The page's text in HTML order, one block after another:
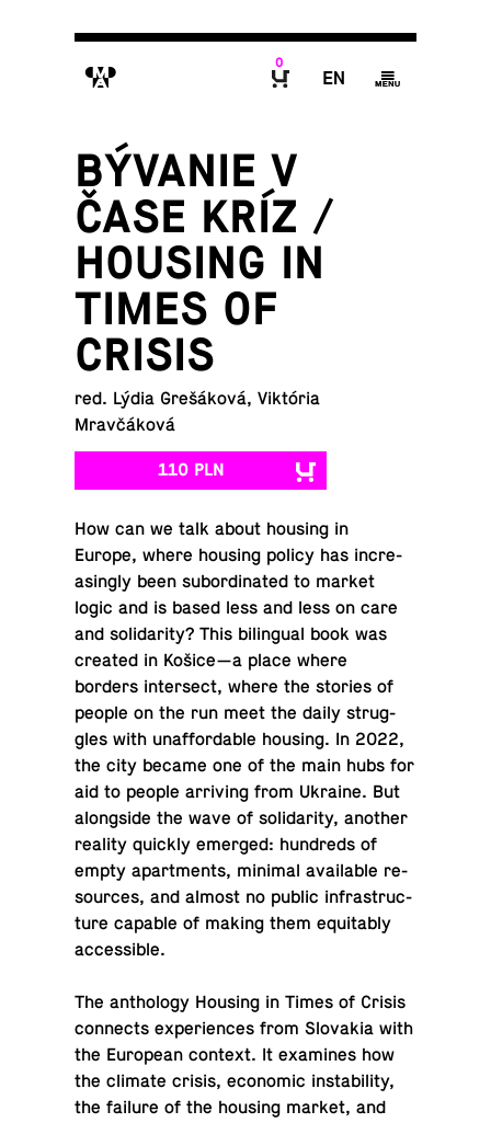
M
0
E g
BÝVANIE V
ČASE KRÍZ /
HOUSING IN
TIMES OF
CRISIS
red. Lýdia Grešáková, Viktória
Mravčáková
110 PLN
How can we talk about housing in
Europe, where housing policy has in­cre­
asin­gly been sub­or­di­na­ted to market
logic and is based less and less on care
and so­li­da­ri­ty? This bi­lin­gu­al book was
created in Košice—a place where
borders in­ter­sect, where the stories of
people on the run meet the daily strug­
gles with unaf­for­da­ble housing. In 2022,
the city became one of the main hubs for
aid to people ar­ri­ving from Ukraine. But
along­si­de the wave of so­li­da­ri­ty, another
reality quickly emerged: hun­dreds of
empty apart­ments, minimal ava­ila­ble re­
so­ur­ces, and almost no public in­fra­struc­
tu­re capable of making them equ­ita­bly
accessible.
The an­tho­lo­gy Housing in Times of Crisis
con­nects expe­rien­ces from Slo­va­kia with
the Eu­ro­pe­an context. It exa­mi­nes how
the climate crisis, eco­no­mic in­sta­bi­li­ty,
the failure of the housing market, and